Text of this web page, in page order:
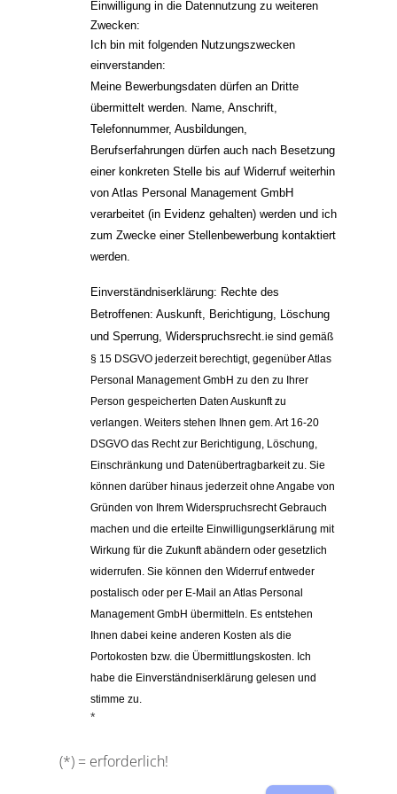
Einwilligung in die Datennutzung zu weiteren
Zwecken:
Ich bin mit folgenden Nutzungszwecken
einverstanden:
Meine Bewerbungsdaten dürfen an Dritte
übermittelt werden. Name, Anschrift,
Telefonnummer, Ausbildungen,
Berufserfahrungen dürfen auch nach Besetzung
einer konkreten Stelle bis auf Widerruf weiterhin
von Atlas Personal Management GmbH
verarbeitet (in Evidenz gehalten) werden und ich
zum Zwecke einer Stellenbewerbung kontaktiert
werden.
Einverständniserklärung: Rechte des
Betroffenen: Auskunft, Berichtigung, Löschung
und Sperrung, Widerspruchsrecht.ie sind gemäß
§ 15 DSGVO jederzeit berechtigt, gegenüber Atlas
Personal Management GmbH zu den zu Ihrer
Person gespeicherten Daten Auskunft zu
verlangen. Weiters stehen Ihnen gem. Art 16-20
DSGVO das Recht zur Berichtigung, Löschung,
Einschränkung und Datenübertragbarkeit zu. Sie
können darüber hinaus jederzeit ohne Angabe von
Gründen von Ihrem Widerspruchsrecht Gebrauch
machen und die erteilte Einwilligungserklärung mit
Wirkung für die Zukunft abändern oder gesetzlich
widerrufen. Sie können den Widerruf entweder
postalisch oder per E-Mail an Atlas Personal
Management GmbH übermitteln. Es entstehen
Ihnen dabei keine anderen Kosten als die
Portokosten bzw. die Übermittlungskosten. Ich
habe die Einverständniserklärung gelesen und
stimme zu.
*
(*) = erforderlich!